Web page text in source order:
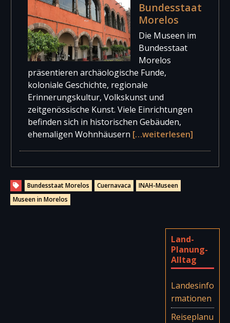
Bundesstaat
Morelos
Die Museen im
Bundesstaat
Morelos
präsentieren archäologische Funde,
koloniale Geschichte, regionale
Erinnerungskultur, Volkskunst und
zeitgenössische Kunst. Viele Einrichtungen
befinden sich in historischen Gebäuden,
ehemaligen Wohnhäusern […weiterlesen]
Bundesstaat Morelos Cuernavaca
INAH-Museen
Museen in Morelos
Land-
Planung-
Alltag
Landesinfo
rmationen
Reiseplanu